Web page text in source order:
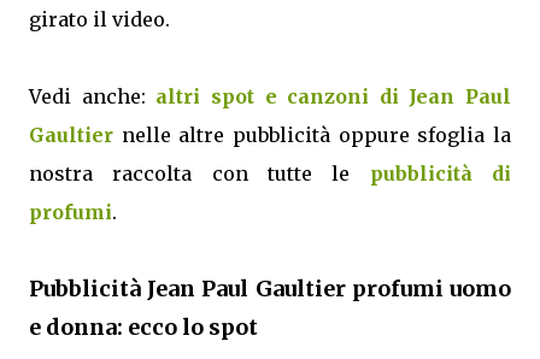
girato il video.
Vedi anche: altri spot e canzoni di Jean Paul
Gaultier nelle altre pubblicità oppure sfoglia la
nostra raccolta con tutte le pubblicità di
profumi.
Pubblicità Jean Paul Gaultier profumi uomo
e donna: ecco lo spot